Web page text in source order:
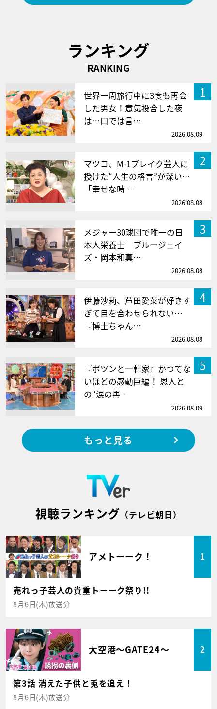
ランキング
RANKING
1
世界一周旅行中に3度も再会
した男女！意気投合した夜
は…口では言…
2026.08.09
2
マツコ、M-1ブレイク芸人に
授けた“人生の格言”が深い…
「幸せな時…
2026.08.08
3
メジャー30球団で唯一の日
本人栄養士 ブルージェイ
ズ・岡本和真…
2026.08.08
4
伊藤沙莉、芦田愛菜が好きす
ぎて目を合わせられない…
『博士ちゃん…
2026.08.08
5
『ポツンと一軒家』かつてな
いほどの感動巨編！ 恩人と
の“涙の再…
2026.08.09
もっと見る
視聴ランキング （テレビ朝日）
アメトーーク！ 1
売れっ子芸人の貴重トーーク祭り!!
8月6日(木)放送分
大空港～GATE24～ 2
第3話 消えた子供と兎を追え！
8月6日(木)放送分